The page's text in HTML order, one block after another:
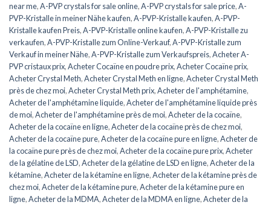
near me,A-PVP crystals for sale online,A-PVP crystals for sale price,A-
PVP-Kristalle in meiner Nähe kaufen,A-PVP-Kristalle kaufen,A-PVP-
Kristalle kaufen Preis,A-PVP-Kristalle online kaufen,A-PVP-Kristalle zu
verkaufen,A-PVP-Kristalle zum Online-Verkauf,A-PVP-Kristalle zum
Verkauf in meiner Nähe,A-PVP-Kristalle zum Verkaufspreis,Acheter A-
PVP cristaux prix,Acheter Cocaïne en poudre prix,Acheter Cocaïne prix,
Acheter Crystal Meth,Acheter Crystal Meth en ligne,Acheter Crystal Meth
près de chez moi,Acheter Crystal Meth prix,Acheter de l'amphétamine,
Acheter de l'amphétamine liquide,Acheter de l'amphétamine liquide près
de moi,Acheter de l'amphétamine près de moi,Acheter de la cocaïne,
Acheter de la cocaïne en ligne,Acheter de la cocaïne près de chez moi,
Acheter de la cocaïne pure,Acheter de la cocaïne pure en ligne,Acheter de
la cocaïne pure près de chez moi,Acheter de la cocaïne pure prix,Acheter
de la gélatine de LSD,Acheter de la gélatine de LSD en ligne,Acheter de la
kétamine,Acheter de la kétamine en ligne,Acheter de la kétamine près de
chez moi,Acheter de la kétamine pure,Acheter de la kétamine pure en
ligne,Acheter de la MDMA,Acheter de la MDMA en ligne,Acheter de la